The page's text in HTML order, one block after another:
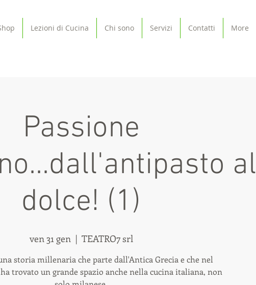
Lezioni di Cucina Chi sono Servizi Contatti More
Passione
al
dolce! (1)
ven 31 gen
  |
TEATRO7 srl
storia millenaria che parte dall'Antica Grecia e che nel
trovato un grande spazio anche nella cucina italiana, non